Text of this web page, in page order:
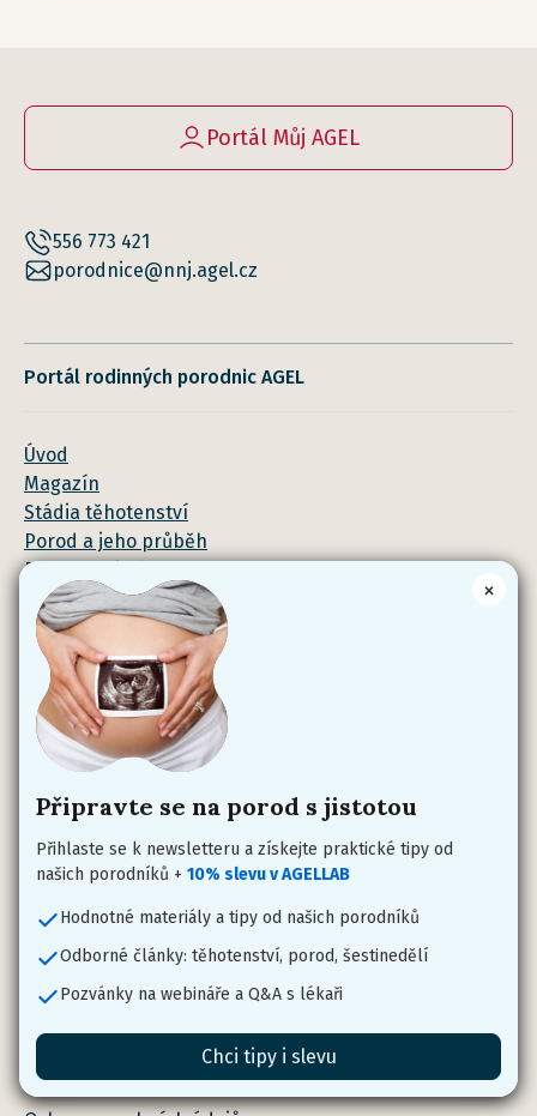
Portál Můj AGEL
556 773 421
porodnice@nnj.agel.cz
Portál rodinných porodnic AGEL
Úvod
Magazín
Stádia těhotenství
Porod a jeho průběh
Poporodní péče
Více o skupině AGEL
AGEL Česko
AGEL Slovensko
AGELLAB
Návazná oddělení
Dětské a novorozenecké oddělení
Dokumenty
×
Připravte se na porod s jistotou
Přihlaste se k newsletteru a získejte praktické tipy od
našich porodníků + 10% slevu v AGELLAB
Hodnotné materiály a tipy od našich porodníků
Odborné články: těhotenství, porod, šestinedělí
Pozvánky na webináře a Q&A s lékaři
Chci tipy i slevu